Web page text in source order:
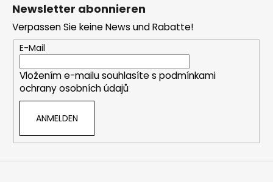
Newsletter abonnieren
Verpassen Sie keine News und Rabatte!
E-Mail
Vložením e-mailu souhlasíte s podmínkami
ochrany osobních údajů
ANMELDEN